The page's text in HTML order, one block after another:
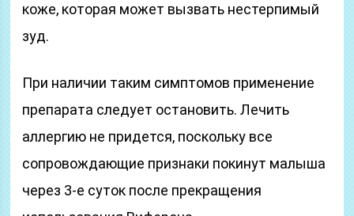
коже, которая может вызвать нестерпимый
зуд.
При наличии таким симптомов применение
препарата следует остановить. Лечить
аллергию не придется, поскольку все
сопровождающие признаки покинут малыша
через 3-е суток после прекращения